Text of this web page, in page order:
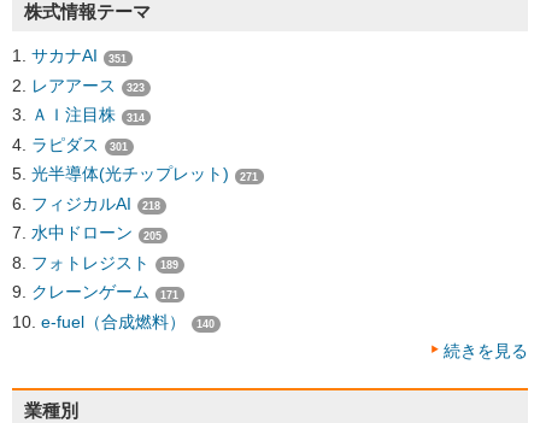
株式情報テーマ
サカナAI 351
レアアース 323
ＡＩ注目株 314
ラピダス 301
光半導体(光チップレット) 271
フィジカルAI 218
水中ドローン 205
フォトレジスト 189
クレーンゲーム 171
e-fuel（合成燃料） 140
続きを見る
業種別